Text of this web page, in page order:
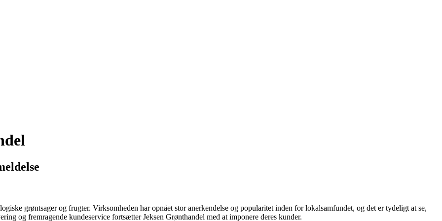
grøntsager og frugter. Virksomheden har opnået stor anerkendelse og popularitet inden for lokalsamfundet, og det er tydeligt at se,
og fremragende kundeservice fortsætter Jeksen Grønthandel med at imponere deres kunder.